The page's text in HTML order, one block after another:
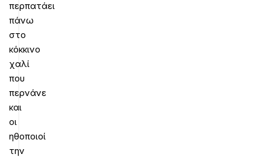
περπατάει
πάνω
στο
κόκκινο
χαλί
που
περνάνε
και
οι
ηθοποιοί
την